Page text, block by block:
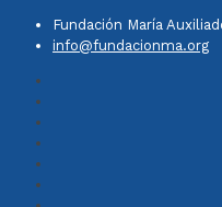
Fundación María
info@fundacionma.org